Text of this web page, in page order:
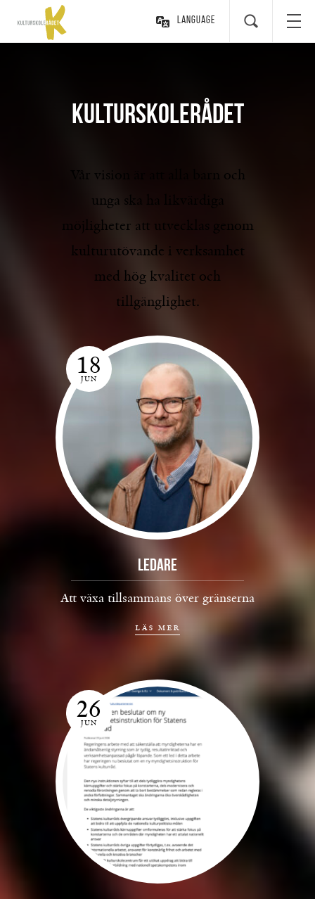
Language
KULTURSKOLERÅDET
Vår vision är att alla barn och
unga ska ha likvärdiga
möjligheter att utvecklas genom
kulturutövande i verksamhet
med hög kvalitet och
tillgänglighet.
18
JUN
Ledare
Att växa tillsammans över gränserna
läs mer
26
JUN